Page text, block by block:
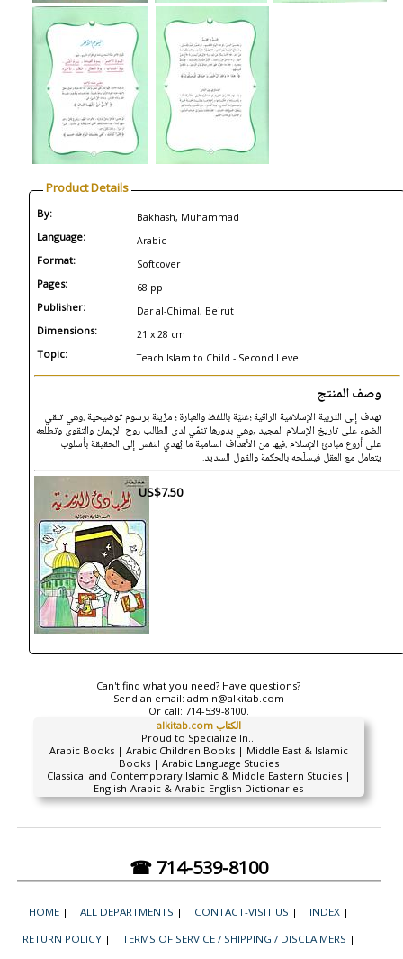
Product Details
By: Bakhash, Muhammad
Language: Arabic
Format: Softcover
Pages: 68 pp
Publisher: Dar al-Chimal, Beirut
Dimensions: 21 x 28 cm
Topic: Teach Islam to Child - Second Level
وصف المنتج
تهدف إلى التربية الإسلامية الراقية ؛غنيّة باللفظ والعبارة ؛ مزّينة برسوم توضيحية .وهي تلقي
الضوء على تاريخ الإسلام المجيد ,وهي بدورها تنمّي لدى الطالب روح الإيمان والتقوى وتطلعه
على أروع مبادئ الإسلام .فيها من الأهداف السامية ما يُهدي النفس إلى الحقيقة بأسلوب
يتعامل مع العقل فيسلّحه بالحكمة والقول السديد.
US$7.50
Can't find what you need? Have questions?
Send an email: admin@alkitab.com
Or call: 714-539-8100.
alkitab.com الكتاب
Proud to Specialize In...
Arabic Books | Arabic Children Books | Middle East & Islamic
Books | Arabic Language Studies
Classical and Contemporary Islamic & Middle Eastern Studies |
English-Arabic & Arabic-English Dictionaries
☎ 714-539-8100
HOME | ALL DEPARTMENTS | CONTACT-VISIT US | INDEX |
RETURN POLICY | TERMS OF SERVICE / SHIPPING / DISCLAIMERS |